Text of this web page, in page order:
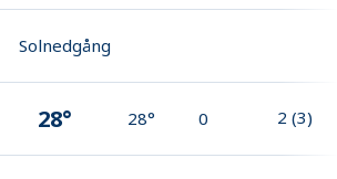
Solnedgång
28° 28° 0 2 (3)